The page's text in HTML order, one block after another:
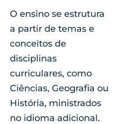
O ensino se estrutura
a partir de temas e
conceitos de
disciplinas
curriculares, como
Ciências, Geografia ou
História, ministrados
no idioma adicional.